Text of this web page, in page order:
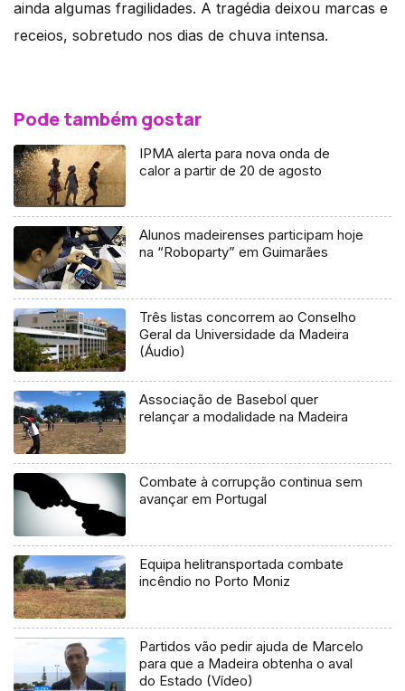
ainda algumas fragilidades. A tragédia deixou marcas e
receios, sobretudo nos dias de chuva intensa.
Pode também gostar
IPMA alerta para nova onda de
calor a partir de 20 de agosto
Alunos madeirenses participam hoje
na “Roboparty” em Guimarães
Três listas concorrem ao Conselho
Geral da Universidade da Madeira
(Áudio)
Associação de Basebol quer
relançar a modalidade na Madeira
Combate à corrupção continua sem
avançar em Portugal
Equipa helitransportada combate
incêndio no Porto Moniz
Partidos vão pedir ajuda de Marcelo
para que a Madeira obtenha o aval
do Estado (Vídeo)